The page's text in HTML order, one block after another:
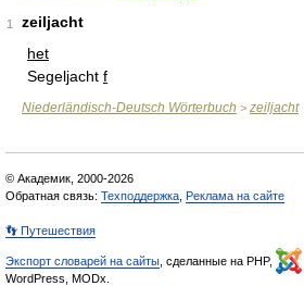
1
zeiljacht
het
Segeljacht f
Niederländisch-Deutsch Wörterbuch > zeiljacht
© Академик, 2000-2026
Обратная связь: Техподдержка Реклама на сайте
👣 Путешествия
Экспорт словарей на сайты , сделанные на PHP,
WordPress, MODx.